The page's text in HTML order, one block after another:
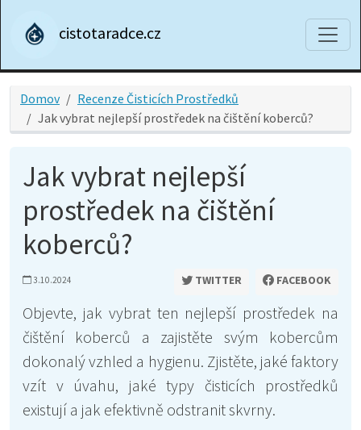
cistotaradce.cz
Domov
Recenze Čisticích Prostředků
Jak vybrat nejlepší prostředek na čištění koberců?
Jak vybrat nejlepší
prostředek na čištění
koberců?
3.10.2024 TWITTER FACEBOOK
Objevte, jak vybrat ten nejlepší prostředek na
čištění koberců a zajistěte svým kobercům
dokonalý vzhled a hygienu. Zjistěte, jaké faktory
vzít v úvahu, jaké typy čisticích prostředků
existují a jak efektivně odstranit skvrny.